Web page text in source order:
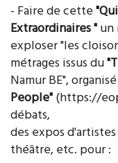
- Faire de cette
Extraordinaires "un
exploser "les
métrages issus du
Namur BE",
People"(https://
débats,
des expos
théâtre, etc. pour :